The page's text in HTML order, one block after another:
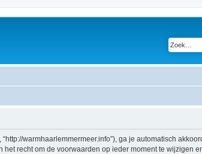
warmhaarlemmermeer.info”), ga je automatisch
recht om de voorwaarden op ieder moment te wijzigen